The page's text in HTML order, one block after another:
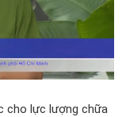
cho lực lượng chữa